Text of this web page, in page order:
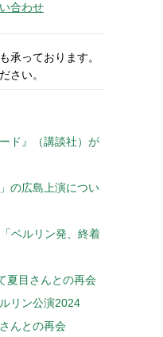
合わせ
承っております。
さい。
ド』（講談社）が
の広島上演につい
ベルリン発、終着
夏目さんとの再会
リン公演2024
んとの再会